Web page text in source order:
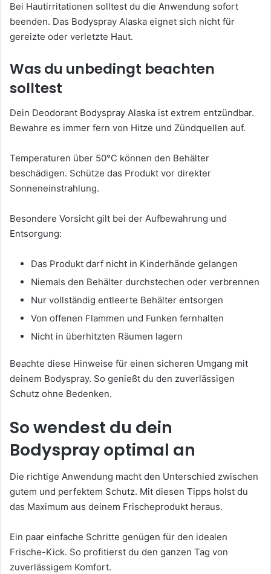
Bei Hautirritationen solltest du die Anwendung sofort
beenden. Das Bodyspray Alaska eignet sich nicht für
gereizte oder verletzte Haut.
Was du unbedingt beachten
solltest
Dein Deodorant Bodyspray Alaska ist extrem entzündbar.
Bewahre es immer fern von Hitze und Zündquellen auf.
Temperaturen über 50°C können den Behälter
beschädigen. Schütze das Produkt vor direkter
Sonneneinstrahlung.
Besondere Vorsicht gilt bei der Aufbewahrung und
Entsorgung:
Das Produkt darf nicht in Kinderhände gelangen
Niemals den Behälter durchstechen oder verbrennen
Nur vollständig entleerte Behälter entsorgen
Von offenen Flammen und Funken fernhalten
Nicht in überhitzten Räumen lagern
Beachte diese Hinweise für einen sicheren Umgang mit
deinem Bodyspray. So genießt du den zuverlässigen
Schutz ohne Bedenken.
So wendest du dein
Bodyspray optimal an
Die richtige Anwendung macht den Unterschied zwischen
gutem und perfektem Schutz. Mit diesen Tipps holst du
das Maximum aus deinem Frischeprodukt heraus.
Ein paar einfache Schritte genügen für den idealen
Frische-Kick. So profitierst du den ganzen Tag von
zuverlässigem Komfort.